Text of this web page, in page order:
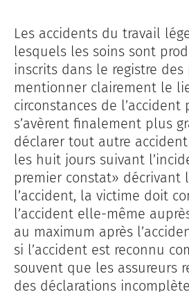
Les accidents du travail
lesquels les soins sont
inscrits dans le registre
mentionner clairement le
circonstances de
s’avèrent finalement plus
déclarer tout autre
les huit jours suivant
premier constat» décrivant
l’accident, la victime doit
l’accident elle-même
au maximum après
si l’accident est reconnu
souvent que les assureurs
des déclarations